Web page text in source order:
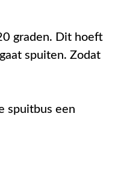
graden. Dit hoeft
spuiten. Zodat
spuitbus een